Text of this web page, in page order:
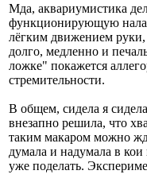
Мда, аквариумистика
функционирующую
лёгким движением руки,
долго, медленно и
ложке" покажется
стремительности.
В общем, сидела я
внезапно решила, что
таким макаром можно
думала и надумала в кои
уже поделать.